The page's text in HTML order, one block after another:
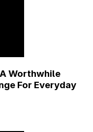
Worthwhile
For Everyday